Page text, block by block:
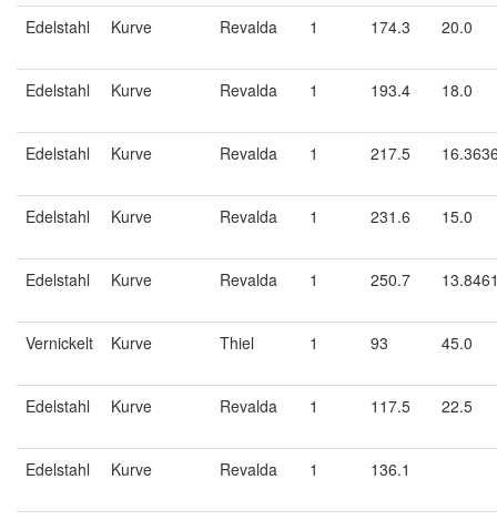
Edelstahl Kurve Revalda 1 174.3 20.0
Edelstahl Kurve Revalda 1 193.4 18.0
Edelstahl Kurve Revalda 1 217.5
Edelstahl Kurve Revalda 1 231.6 15.0
Edelstahl Kurve Revalda 1 250.7
Vernickelt Kurve Thiel 1 93 45.0
Edelstahl Kurve Revalda 1 117.5 22.5
Edelstahl Kurve Revalda 1 136.1